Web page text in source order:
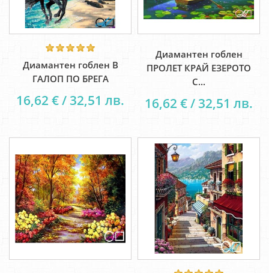
Диамантен гоблен В
ГАЛОП ПО БРЕГА
16,62 € / 32,51 лв.
Диамантен гоблен
ПРОЛЕТ КРАЙ ЕЗЕРОТО
С...
16,62 € / 32,51 лв.